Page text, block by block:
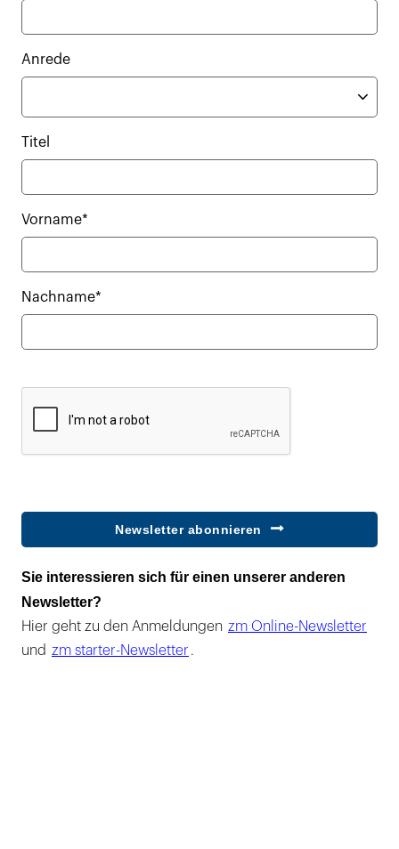
Anrede
Titel
Vorname*
Nachname*
Newsletter abonnieren
Sie interessieren sich für einen unserer anderen
Newsletter?
Hier geht zu den Anmeldungen zm Online-Newsletter
und zm starter-Newsletter .